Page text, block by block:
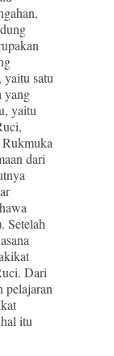
yaitu satu
yang
yaitu
dari
Setelah
Dari
pelajaran
itu